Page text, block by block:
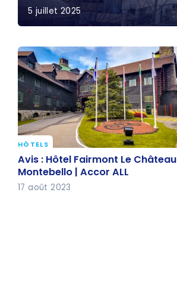
5 juillet 2025
Avis : Hôtel Fairmont Le Château
Montebello | Accor ALL
HÔTELS
Avis : Hôtel Fairmont Le Château
Montebello | Accor ALL
17 août 2023